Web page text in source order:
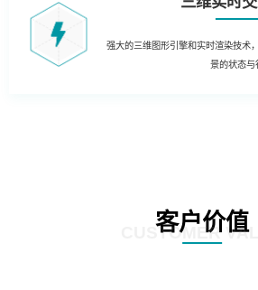
强大的三维图形引擎和实时渲染技术
景的状态与
客户价值
CUSTOMER